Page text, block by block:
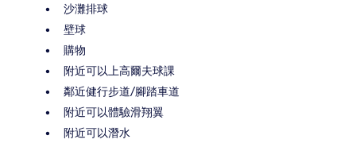
沙灘排球
壁球
購物
附近可以上高爾夫球課
鄰近健行步道/腳踏車道
附近可以體驗滑翔翼
附近可以潛水